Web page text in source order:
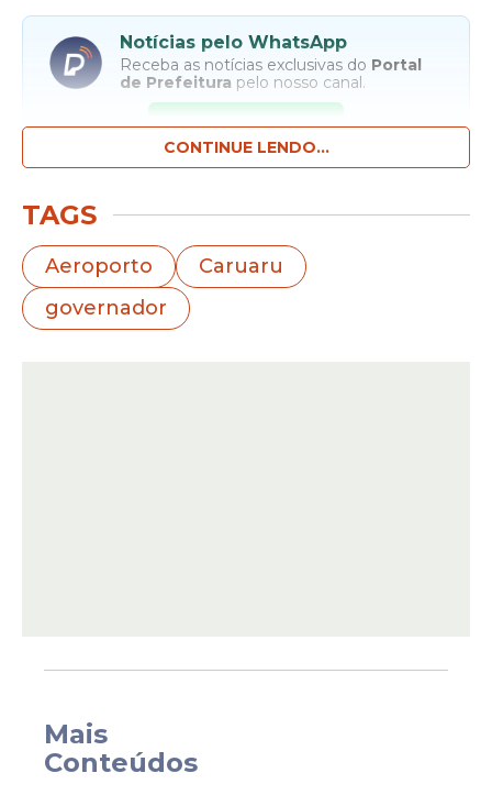
Notícias pelo WhatsApp
Receba as notícias exclusivas do Portal
de Prefeitura pelo nosso canal.
Entrar no canal
Com investimento de R$ 1,1 milhão, as
desenvolvimento econômico e social da
região.
local.
CONTINUE LENDO...
TAGS
Aeroporto
Caruaru
governador
Mais
Conteúdos